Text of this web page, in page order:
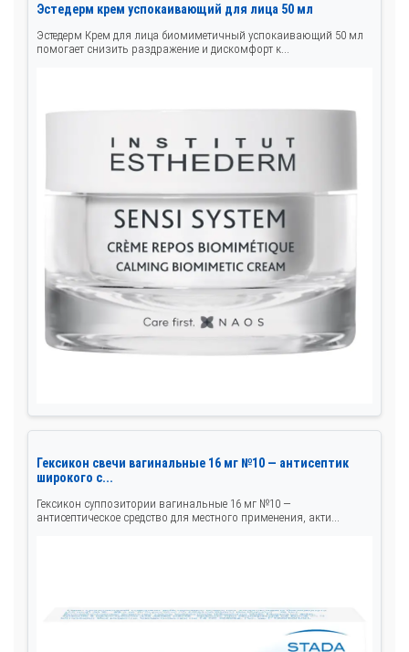
Эстедерм крем успокаивающий для лица 50 мл
Эстедерм Крем для лица биомиметичный успокаивающий 50 мл
помогает снизить раздражение и дискомфорт к...
Гексикон свечи вагинальные 16 мг №10 — антисептик
широкого с...
Гексикон суппозитории вагинальные 16 мг №10 —
антисептическое средство для местного применения, акти...